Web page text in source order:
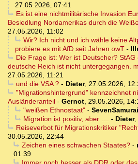
27.05.2026, 07:41
Es ist eine nichtmilitärische Invasion
Besiedlung Nordamerikas durch die
27.05.2026, 11:02
Wir? Ich nicht und ich wähle keine
probiere es mit AfD seit Jahren owT -
Die Frage ist: Wer ist Deutscher?
deutsche Reich ist nicht untergegangen.
27.05.2026, 11:21
und die VSA ?- Dieter, 27.05.2026,
"Migrationshintergrund" kennzeichnet
Ausländeranteil - Gernot, 29.05.2026,
"weißen Ethnostaat"- SevenSamurai
Migration ist positiv, aber .... - Dieter,
Reiseverbot für Migrationskritiker
30.05.2026, 22:44
Zeichen eines schwachen Staates?-
01:39